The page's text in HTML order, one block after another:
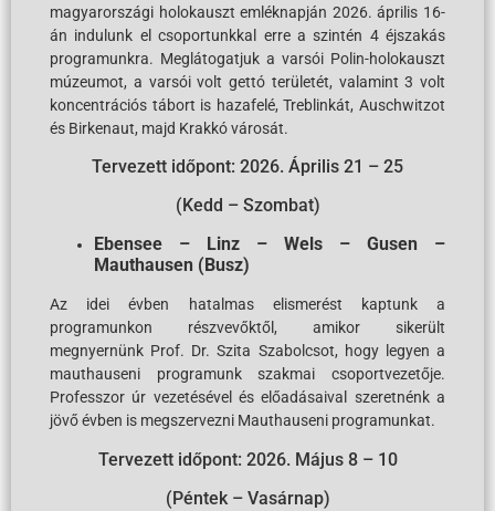
magyarországi holokauszt emléknapján 2026. április 16-
án indulunk el csoportunkkal erre a szintén 4 éjszakás
programunkra. Meglátogatjuk a varsói Polin-holokauszt
múzeumot, a varsói volt gettó területét, valamint 3 volt
koncentrációs tábort is hazafelé, Treblinkát, Auschwitzot
és Birkenaut, majd Krakkó városát.
Tervezett időpont: 2026. Április 21 – 25
(Kedd – Szombat)
Ebensee – Linz – Wels – Gusen –
Mauthausen (Busz)
Az idei évben hatalmas elismerést kaptunk a
programunkon részvevőktől, amikor sikerült
megnyernünk Prof. Dr. Szita Szabolcsot, hogy legyen a
mauthauseni programunk szakmai csoportvezetője.
Professzor úr vezetésével és előadásaival szeretnénk a
jövő évben is megszervezni Mauthauseni programunkat.
Tervezett időpont: 2026. Május 8 – 10
(Péntek – Vasárnap)